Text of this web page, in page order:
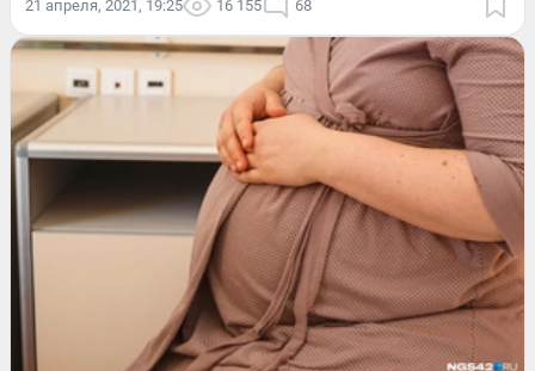
21 апреля, 2021, 19:25 16 155 68